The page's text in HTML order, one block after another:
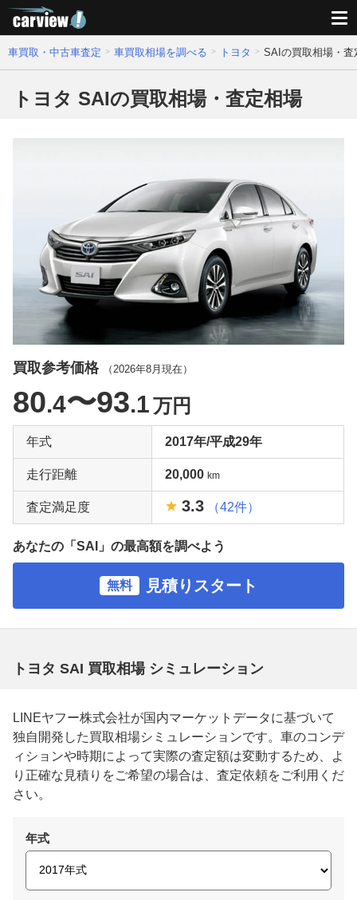
車買取・中古車査定 車買取相場を調べる トヨタ SAIの買取相場・査
トヨタ SAIの買取相場・査定相場
買取参考価格 （ 2026年8月 現在）
80.4〜93.1万円
年式 2017年/平成29年
走行距離 20,000 km
査定満足度 3.3 （42件）
あなたの「SAI」の最高額を調べよう
無料 見積りスタート
トヨタ SAI 買取相場 シミュレーション
LINEヤフー株式会社が国内マーケットデータに基づいて
独自開発した買取相場シミュレーションです。車のコンデ
ィションや時期によって実際の査定額は変動するため、よ
り正確な見積りをご希望の場合は、査定依頼をご利用くだ
さい。
年式